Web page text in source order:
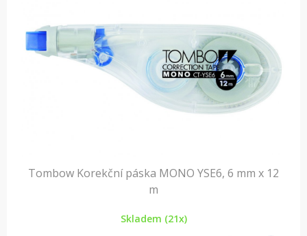
Tombow Korekční páska MONO YSE6, 6 mm x 12
m
Skladem (21x)